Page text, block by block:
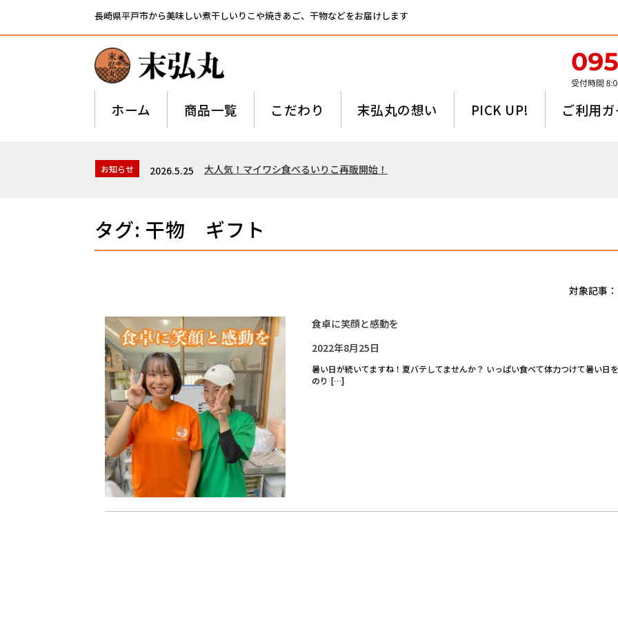
長崎県平戸市から美味しい煮干しいりこや焼きあご、干物などをお届けします
ホーム 商品一覧 こだわり 末弘丸の想い PICK UP! ご利用
お知らせ 2026.5.25 大人気！マイワシ食べるいりこ再販開始！
タグ: 干物 ギフト
対象記事
食卓に笑顔と感動を
2022年8月25日
暑い日が続いてますね！夏バテしてませんか？ いっぱい食べて体力つけて暑い日を
のり […]